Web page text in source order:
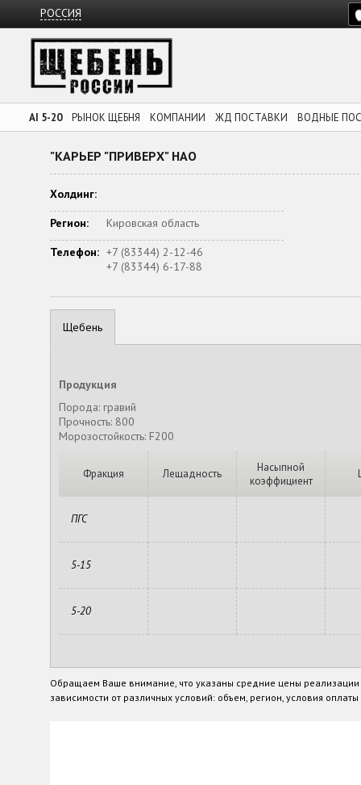
РОССИЯ
AI 5-20 РЫНОК ЩЕБНЯ КОМПАНИИ ЖД ПОСТАВКИ ВОДНЫЕ
"КАРЬЕР "ПРИВЕРХ" НАО
Холдинг:
Регион:
Кировская область
Телефон: +7 (83344) 2-12-46
+7 (83344) 6-17-88
Щебень
Продукция
Порода: гравий
Прочность: 800
Морозостойкость: F200
Фракция Лещадность
Насыпной
коэффициент
ПГС
5-15
5-20
Обращаем Ваше внимание, что указаны средние цены реализации
зависимости от различных условий: объем, регион, условия оплаты